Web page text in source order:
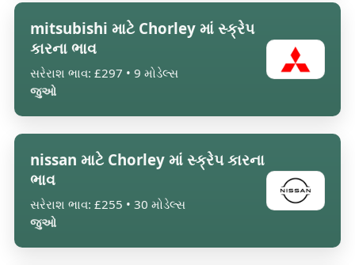
mitsubishi માટે Chorley માં સ્ક્રેપ
કારના ભાવ
સરેરાશ ભાવ: £297 • 9 મોડેલ્સ
જુઓ
nissan માટે Chorley માં સ્ક્રેપ કારના
ભાવ
સરેરાશ ભાવ: £255 • 30 મોડેલ્સ
જુઓ